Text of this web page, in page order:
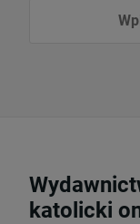
katolicki